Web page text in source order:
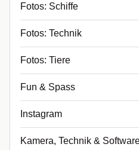
Fotos: Schiffe
Fotos: Technik
Fotos: Tiere
Fun & Spass
Instagram
Kamera, Technik &